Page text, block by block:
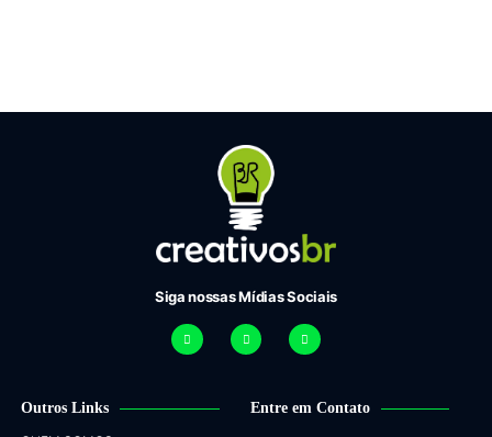
Siga nossas Mídias Sociais
Outros Links
Entre em Contato